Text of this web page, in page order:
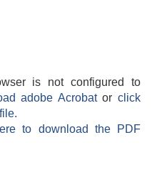
is not configured to
adobe Acrobatorclick
to download the PDF